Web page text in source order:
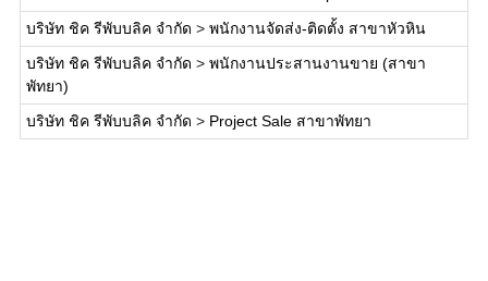
บริษัท ชิค รีพับบลิค จำกัด > พนักงานจัดส่ง-ติดตั้ง สาขาหัวหิน
บริษัท ชิค รีพับบลิค จำกัด > พนักงานประสานงานขาย (สาขา
พัทยา)
บริษัท ชิค รีพับบลิค จำกัด > Project Sale สาขาพัทยา